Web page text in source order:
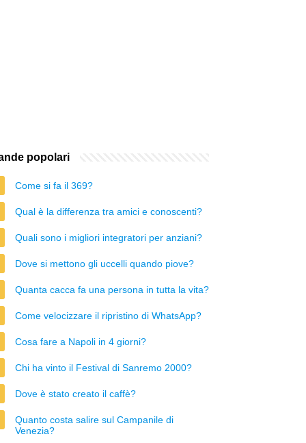
popolari
Come si fa il 369?
Qual è la differenza tra amici e conoscenti?
Quali sono i migliori integratori per anziani?
Dove si mettono gli uccelli quando piove?
Quanta cacca fa una persona in tutta la vita?
Come velocizzare il ripristino di WhatsApp?
Cosa fare a Napoli in 4 giorni?
Chi ha vinto il Festival di Sanremo 2000?
Dove è stato creato il caffè?
Quanto costa salire sul Campanile di
Venezia?